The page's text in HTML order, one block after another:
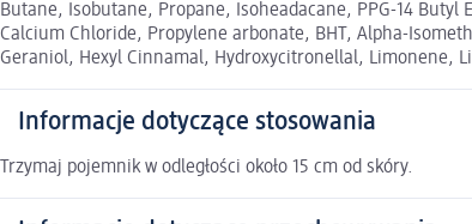
Butane, Isobutane, Propane, Isoheadacane, PPG-14
Calcium Chloride, Propylene arbonate, BHT, Alpha-
Geraniol, Hexyl Cinnamal, Hydroxycitronellal, Limonene,
Informacje dotyczące stosowania
Trzymaj pojemnik w odległości około 15 cm od skóry.